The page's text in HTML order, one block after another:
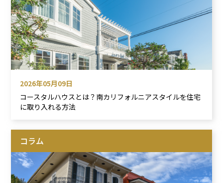
2026年05月09日
コースタルハウスとは？南カリフォルニアスタイルを住宅
に取り入れる方法
コラム